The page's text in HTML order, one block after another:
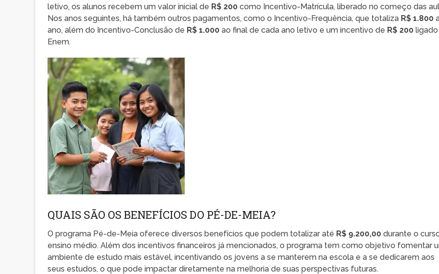
letivo, os alunos recebem um valor inicial de R$ 200 como Incentivo-Matrícula, liberado no começo das
Nos anos seguintes, há também outros pagamentos, como o Incentivo-Frequência, que totaliza R$ 1.800
ano, além do Incentivo-Conclusão de R$ 1.000 ao final de cada ano letivo e um incentivo de R$ 200
Enem.
QUAIS SÃO OS BENEFÍCIOS DO PÉ-DE-MEIA?
O programa Pé-de-Meia oferece diversos benefícios que podem totalizar até R$ 9.200,00 durante o
ensino médio. Além dos incentivos financeiros já mencionados, o programa tem como objetivo fomentar
ambiente de estudo mais estável, incentivando os jovens a se manterem na escola e a se dedicarem aos
seus estudos, o que pode impactar diretamente na melhoria de suas perspectivas futuras.